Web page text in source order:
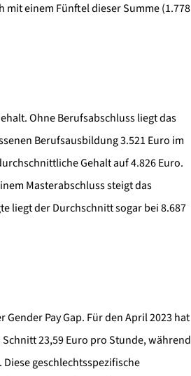
mit einem Fünftel dieser Summe (1.778
Ohne Berufsabschluss liegt das
Berufsausbildung 3.521 Euro im
Gehalt auf 4.826 Euro.
Masterabschluss steigt das
liegt der Durchschnitt sogar bei 8.687
Pay Gap. Für den April 2023 hat
23,59 Euro pro Stunde, während
geschlechtsspezifische